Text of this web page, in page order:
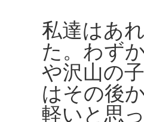
私達はあ
た。わず
や沢山の
はその後
軽いと思